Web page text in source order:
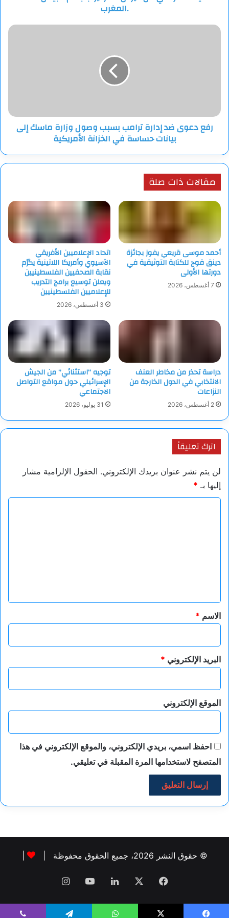
.المغرب
رفع
ماسك
إلى
بيانات
في
الأمريكية
رفع دعوى ضد إدارة ترامب بسبب وصول وزارة ماسك إلى
بيانات حساسة في الخزانة الأمريكية
مقالات ذات صلة
أحمد موسى قريعي يفوز بجائزة
دينق قوج للكتابة التوثيقية في
دورتها الأولى
7 أغسطس، 2026
اتحاد الإعلاميين الأفريقي
الآسيوي وأمريكا اللاتينية يكرّم
نقابة الصحفيين الفلسطينيين
ويعلن توسيع برامج التدريب
للإعلاميين الفلسطينيين
3 أغسطس، 2026
دراسة تحذر من مخاطر العنف
الانتخابي في الدول الخارجة من
النزاعات
2 أغسطس، 2026
توجيه “استثنائي” من الجيش
الإسرائيلي حول مواقع التواصل
الاجتماعي
31 يوليو، 2026
اترك تعليقاً
لن يتم نشر عنوان بريدك الإلكتروني. الحقول الإلزامية مشار
إليها بـ *
*
الاسم *
البريد الإلكتروني *
الموقع الإلكتروني
احفظ اسمي، بريدي الإلكتروني، والموقع الإلكتروني في هذا
المتصفح لاستخدامها المرة المقبلة في تعليقي.
© حقوق النشر 2026، جميع الحقوق محفوظة |
فيسبوك لينكدإن‫YouTubeانستقرام